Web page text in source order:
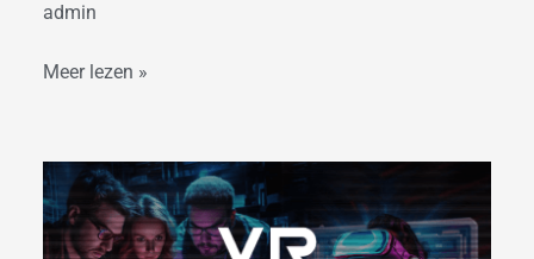
admin
Meer lezen »
VR
Teambuilding
Game